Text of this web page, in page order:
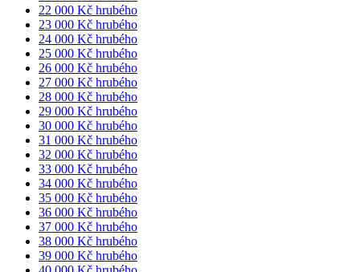
22 000 Kč hrubého
23 000 Kč hrubého
24 000 Kč hrubého
25 000 Kč hrubého
26 000 Kč hrubého
27 000 Kč hrubého
28 000 Kč hrubého
29 000 Kč hrubého
30 000 Kč hrubého
31 000 Kč hrubého
32 000 Kč hrubého
33 000 Kč hrubého
34 000 Kč hrubého
35 000 Kč hrubého
36 000 Kč hrubého
37 000 Kč hrubého
38 000 Kč hrubého
39 000 Kč hrubého